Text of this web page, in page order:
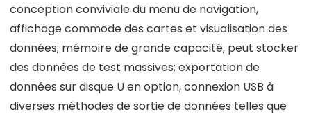
conception conviviale du menu de navigation,
affichage commode des cartes et visualisation des
données; mémoire de grande capacité, peut stocker
des données de test massives; exportation de
données sur disque U en option, connexion USB à
diverses méthodes de sortie de données telles que